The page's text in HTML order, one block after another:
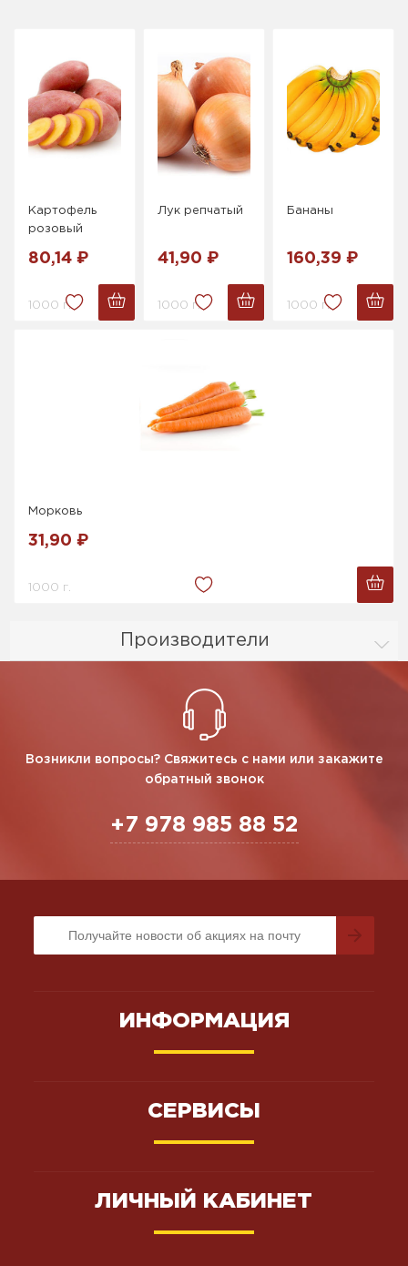
Производители
Картофель
розовый
80,14 ₽
1000 г.
Лук репчатый
41,90 ₽
1000 г.
Бананы
160,39 ₽
1000 г.
Морковь
31,90 ₽
1000 г.
Возникли вопросы? Свяжитесь с нами или закажите
обратный звонок
+7 978 985 88 52
ИНФОРМАЦИЯ
СЕРВИСЫ
ЛИЧНЫЙ КАБИНЕТ